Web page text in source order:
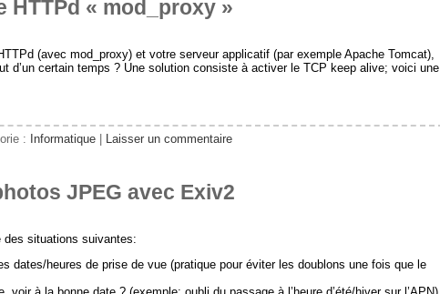
HTTPd « mod_proxy »
(avec mod_proxy) et votre serveur applicatif (par exemple Apache Tomcat),
d’un certain temps ? Une solution consiste à activer le TCP keep alive; voici une
: Informatique Laisser un commentaire
JPEG avec Exiv2
des situations suivantes:
dates/heures de prise de vue (pratique pour éviter les doublons une fois que le